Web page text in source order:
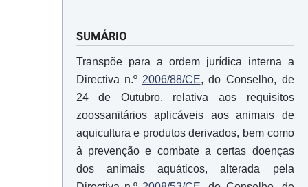
SUMÁRIO
Transpõe para a ordem jurídica interna a
Directiva n.º 2006/88/CE, do Conselho, de
24 de Outubro, relativa aos requisitos
zoossanitários aplicáveis aos animais de
aquicultura e produtos derivados, bem como
à prevenção e combate a certas doenças
dos animais aquáticos, alterada pela